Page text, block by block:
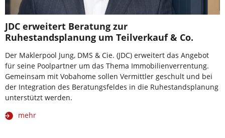
JDC erweitert Beratung zur
Ruhestandsplanung um Teilverkauf & Co.
Der Maklerpool Jung, DMS & Cie. (JDC) erweitert das Angebot
für seine Poolpartner um das Thema Immobilienverrentung.
Gemeinsam mit Vobahome sollen Vermittler geschult und bei
der Integration des Beratungsfeldes in die Ruhestandsplanung
unterstützt werden.
mehr